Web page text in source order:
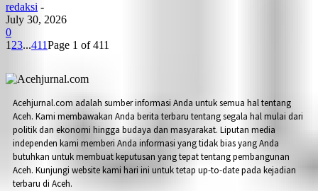
redaksi -
July 30, 2026
0
1 23...411Page 1 of 411
Acehjurnal.com adalah sumber informasi Anda untuk semua hal tentang
Aceh. Kami membawakan Anda berita terbaru tentang segala hal mulai dari
politik dan ekonomi hingga budaya dan masyarakat. Liputan media
independen kami memberi Anda informasi yang tidak bias yang Anda
butuhkan untuk membuat keputusan yang tepat tentang pembangunan
Aceh. Kunjungi website kami hari ini untuk tetap up-to-date pada kejadian
terbaru di Aceh.